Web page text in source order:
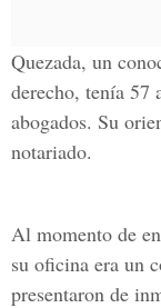
Quezada, un
derecho, tenía 57
abogados. Su
notariado.
Al momento de
su oficina era un
presentaron de